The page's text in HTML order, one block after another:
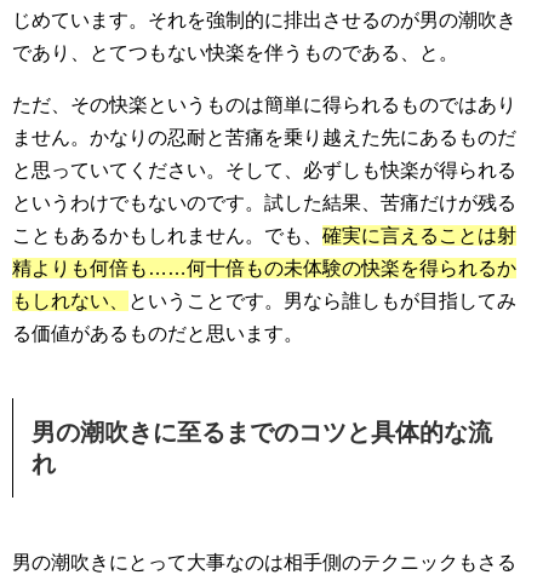
じめています。それを強制的に排出させるのが男の潮吹き
であり、とてつもない快楽を伴うものである、と。
ただ、その快楽というものは簡単に得られるものではあり
ません。かなりの忍耐と苦痛を乗り越えた先にあるものだ
と思っていてください。そして、必ずしも快楽が得られる
というわけでもないのです。試した結果、苦痛だけが残る
こともあるかもしれません。でも、 確実に言えることは射
精よりも何倍も……何十倍もの未体験の快楽を得られるか
もしれない、
ということです。男なら誰しもが目指してみ
る価値があるものだと思います。
男の潮吹きに至るまでのコツと具体的な流
れ
男の潮吹きにとって大事なのは相手側のテクニックもさる